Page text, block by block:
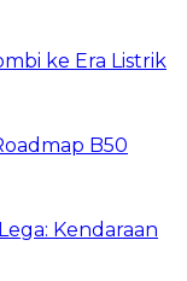
ke Era Listrik
B50
Kendaraan